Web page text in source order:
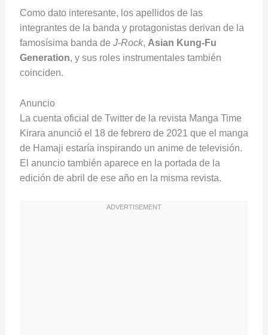
Como dato interesante, los apellidos de las
integrantes de la banda y protagonistas derivan de la
famosísima banda de J-Rock, Asian Kung-Fu
Generation, y sus roles instrumentales también
coinciden.
Anuncio
La cuenta oficial de Twitter de la revista Manga Time
Kirara anunció el 18 de febrero de 2021 que el manga
de Hamaji estaría inspirando un anime de televisión.
El anuncio también aparece en la portada de la
edición de abril de ese año en la misma revista.